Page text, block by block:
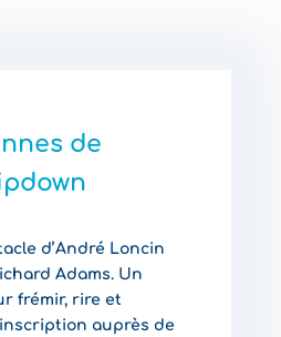
de
d’André Loncin
Adams. Un
frémir, rire et
auprès de